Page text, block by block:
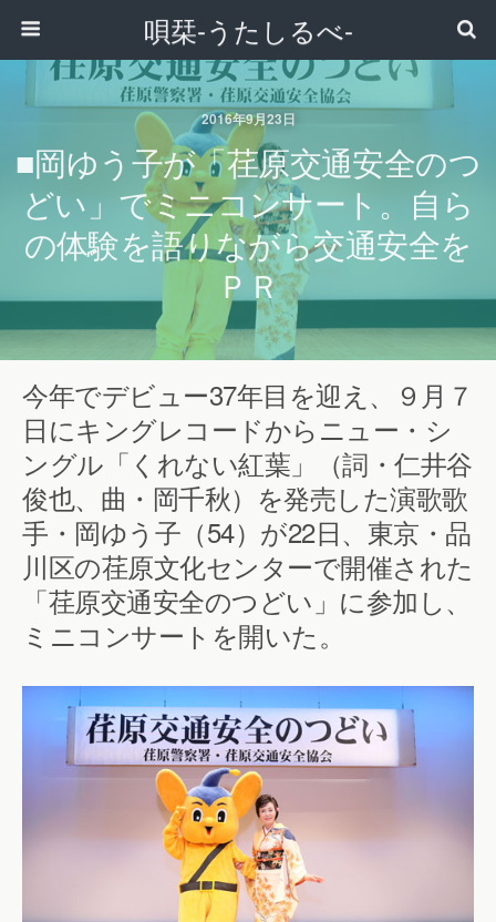
唄栞-うたしるべ-
2016年9月23日
■岡ゆう子が「荏原交通安全のつ
どい」でミニコンサート。自ら
の体験を語りながら交通安全を
ＰＲ
今年でデビュー37年目を迎え、９月７
日にキングレコードからニュー・シ
ングル「くれない紅葉」（詞・仁井谷
俊也、曲・岡千秋）を発売した演歌歌
手・岡ゆう子（54）が22日、東京・品
川区の荏原文化センターで開催された
「荏原交通安全のつどい」に参加し、
ミニコンサートを開いた。